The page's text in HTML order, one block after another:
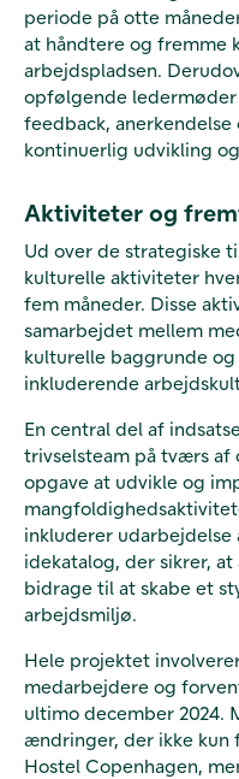
periode på otte
at håndtere og fremme
arbejdspladsen.
opfølgende ledermøder
feedback,
kontinuerlig udvikling
Aktiviteter og
Ud over de strategiske
kulturelle aktiviteter
fem måneder. Disse
samarbejdet mellem
kulturelle baggrunde og
inkluderende
En central del af
trivselsteam på tværs af
opgave at udvikle og
inkluderer udarbejdelse
idekatalog, der sikrer,
bidrage til at skabe et
arbejdsmiljø.
Hele projektet
medarbejdere og
ultimo december 2024.
ændringer, der ikke kun
Hostel Copenhagen,